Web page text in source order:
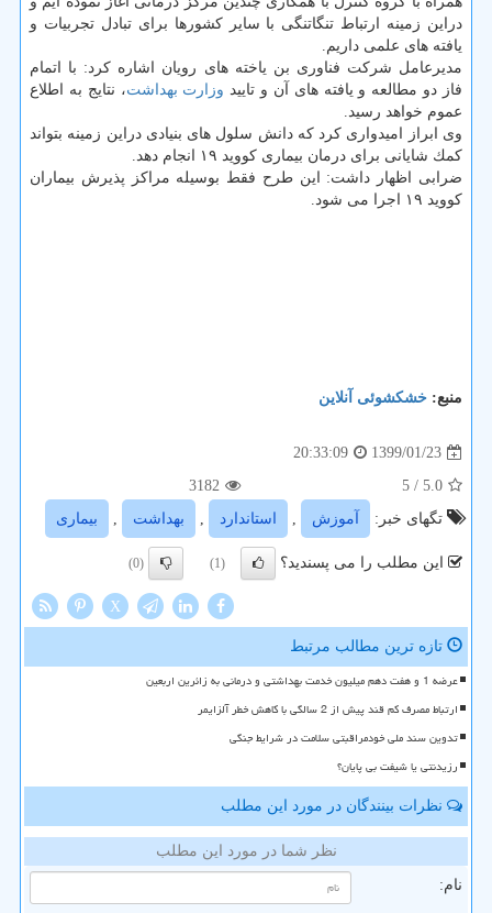
دراین زمینه ارتباط تنگاتنگی با سایر كشورها برای تبادل تجربیات و
یافته های علمی داریم.
مدیرعامل شركت فناوری بن یاخته های رویان اشاره كرد: با اتمام
فاز دو مطالعه و یافته های آن و تایید وزارت بهداشت، نتایج به اطلاع
عموم خواهد رسید.
وی ابراز امیدواری كرد كه دانش سلول های بنیادی دراین زمینه بتواند
كمك شایانی برای درمان بیماری كووید ۱۹ انجام دهد.
ضرابی اظهار داشت: این طرح فقط بوسیله مراكز پذیرش بیماران
كووید ۱۹ اجرا می شود.
منبع: خشكشوئی آنلاین
1399/01/23
20:33:09
5.0
/ 5
3182
تگهای خبر:
آموزش , استاندارد , بهداشت , بیماری
این مطلب را می پسندید؟ (1)
(0)
X
تازه ترین مطالب مرتبط
عرضه 1 و هفت دهم میلیون خدمت بهداشتی و درمانی به زائرین اربعین
ارتباط مصرف کم قند پیش از 2 سالگی با کاهش خطر آلزایمر
تدوین سند ملی خودمراقبتی سلامت در شرایط جنگی
رزیدنتی یا شیفت بی پایان؟
نظرات بینندگان در مورد این مطلب
نظر شما در مورد این مطلب
نام: